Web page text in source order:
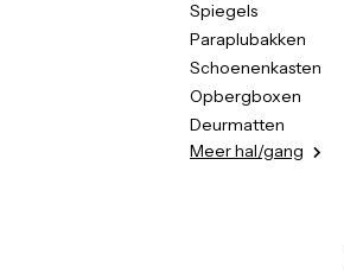
Spiegels
Paraplubakken
Schoenenkasten
Opbergboxen
Deurmatten
Meerhal/gang